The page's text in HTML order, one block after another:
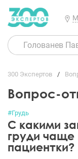
300 Экспертов
Вопрос-
#Грудь
С какими
груди чаще
пациентки?